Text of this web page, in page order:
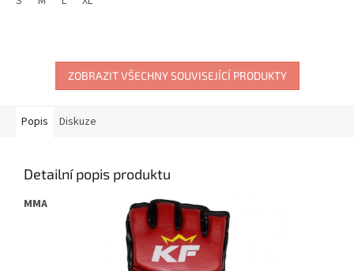
ZOBRAZIT VŠECHNY SOUVISEJÍCÍ PRODUKTY
Popis Diskuze
Detailní popis produktu
MMA